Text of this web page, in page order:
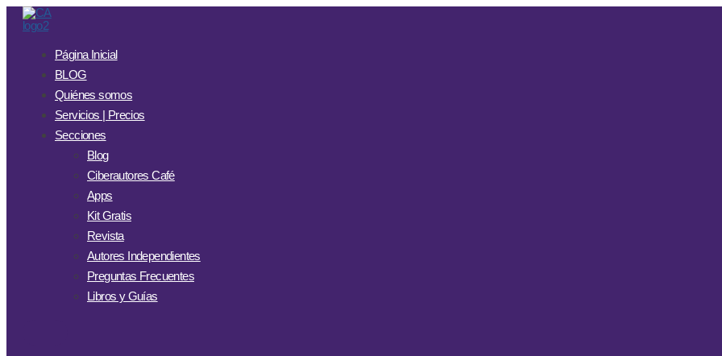
Página Inicial
BLOG
Quiénes somos
Servicios | Precios
Secciones
Blog
Ciberautores Café
Apps
Kit Gratis
Revista
Autores Independientes
Preguntas Frecuentes
Libros y Guías